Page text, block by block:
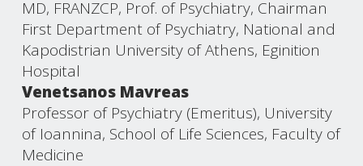
MD, FRANZCP, Prof. of Psychiatry, Chairman
First Department of Psychiatry, National and
Kapodistrian University of Athens, Eginition
Hospital
Venetsanos Mavreas
Professor of Psychiatry (Emeritus), University
of Ioannina, School of Life Sciences, Faculty of
Medicine